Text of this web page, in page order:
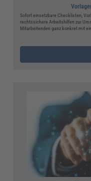
Sofort einsetzbare Checklisten,
rechtssichere Arbeitshilfen zur
Mitarbeitenden ganz konkret mit